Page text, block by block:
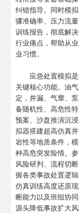
纠错指导。同时模
骤准确率、压力流
训练报告，彻底解
行业痛点，帮助从
业习惯。
应急处置模拟
关键核心功能。油
定，井漏、气窜、
备随机性、高危性
预案、沙盘推演沉
拟器搭建超高仿真
岩性等地质条件，
种高危突发险情。
风险研判、流程切
握各类事故处置逻
仿真训练高度还原
断能力以及班组协
源头降低事故扩大